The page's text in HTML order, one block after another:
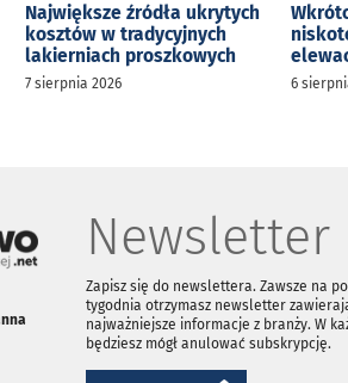
Największe źródła ukrytych
kosztów w tradycyjnych
lakierniach proszkowych
7 sierpnia 2026 6
Newsletter
Zapisz się do newslettera. Zawsze na
tygodnia otrzymasz newsletter
najważniejsze informacje z branży. W
będziesz mógł anulować subskrypcję.